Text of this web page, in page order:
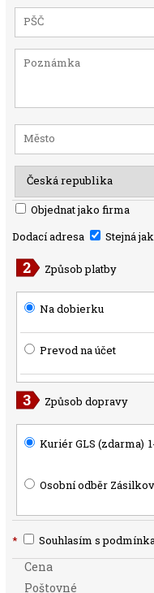
Objednat jako firma
Dodací adresa
Stejná
Způsob platby
Na dobierku
Prevod na účet
Způsob dopravy
Kuriér GLS (zdarma)
Osobní odběr
* Souhlasím s
Cena
Poštovné